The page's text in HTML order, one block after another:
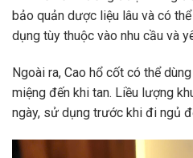
bảo quản dược liệu lâu và có
dụng tùy thuộc vào nhu cầu và
Ngoài ra, Cao hổ cốt có thể
miệng đến khi tan. Liều lượng
ngày, sử dụng trước khi đi ngủ